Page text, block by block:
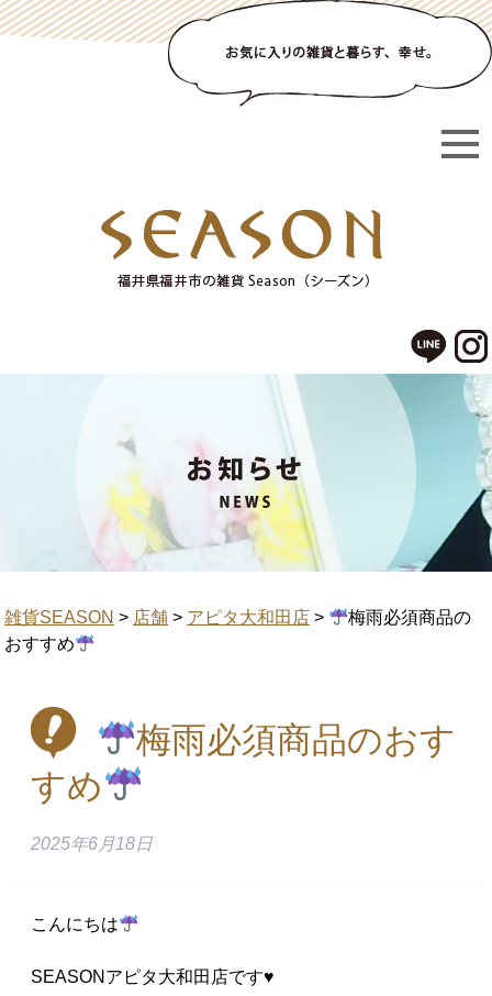
雑貨SEASON > 店舗 > アピタ大和田店 >
梅雨必須商品の
おすすめ
梅雨必須商品のおす
すめ
2025年6月18日
こんにちは
SEASONアピタ大和田店です♥